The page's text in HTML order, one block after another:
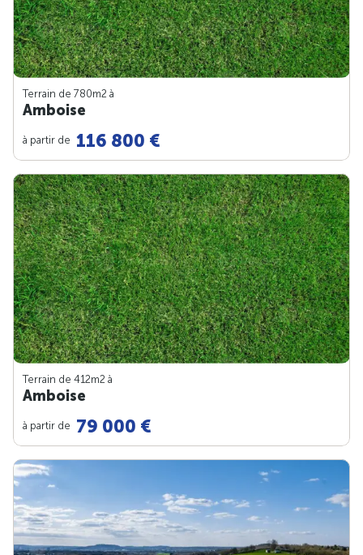
Terrain de 780m2 à
Amboise
à partir de 116 800 €
Terrain de 412m2 à
Amboise
à partir de 79 000 €